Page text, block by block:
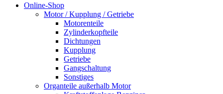
Online-Shop
Motor / Kupplung / Getriebe
Motorenteile
Zylinderkopfteile
Dichtungen
Kupplung
Getriebe
Gangschaltung
Sonstiges
Organteile außerhalb Motor